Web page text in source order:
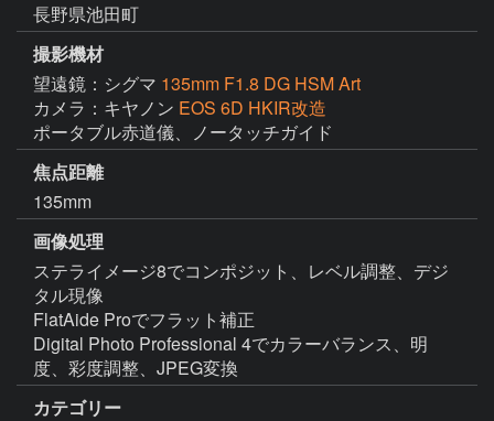
長野県池田町
撮影機材
望遠鏡：シグマ 135mm F1.8 DG HSM Art
カメラ：キヤノン EOS 6D HKIR改造
ポータブル赤道儀、ノータッチガイド
焦点距離
135mm
画像処理
ステライメージ8でコンポジット、レベル調整、デジ
タル現像
FlatAide Proでフラット補正
Digital Photo Professional 4でカラーバランス、明
度、彩度調整、JPEG変換
カテゴリー